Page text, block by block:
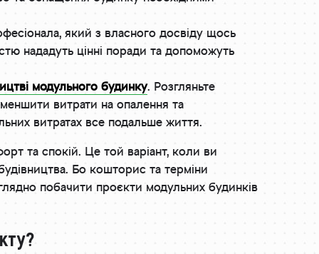
який з власного досвіду щось
нададуть цінні поради та допоможуть
модульного будинку. Розгляньте
витрати на опалення та
витратах все подальше життя.
та спокій. Це той варіант, коли ви
Бо кошторис та терміни
побачити проєкти модульних будинків